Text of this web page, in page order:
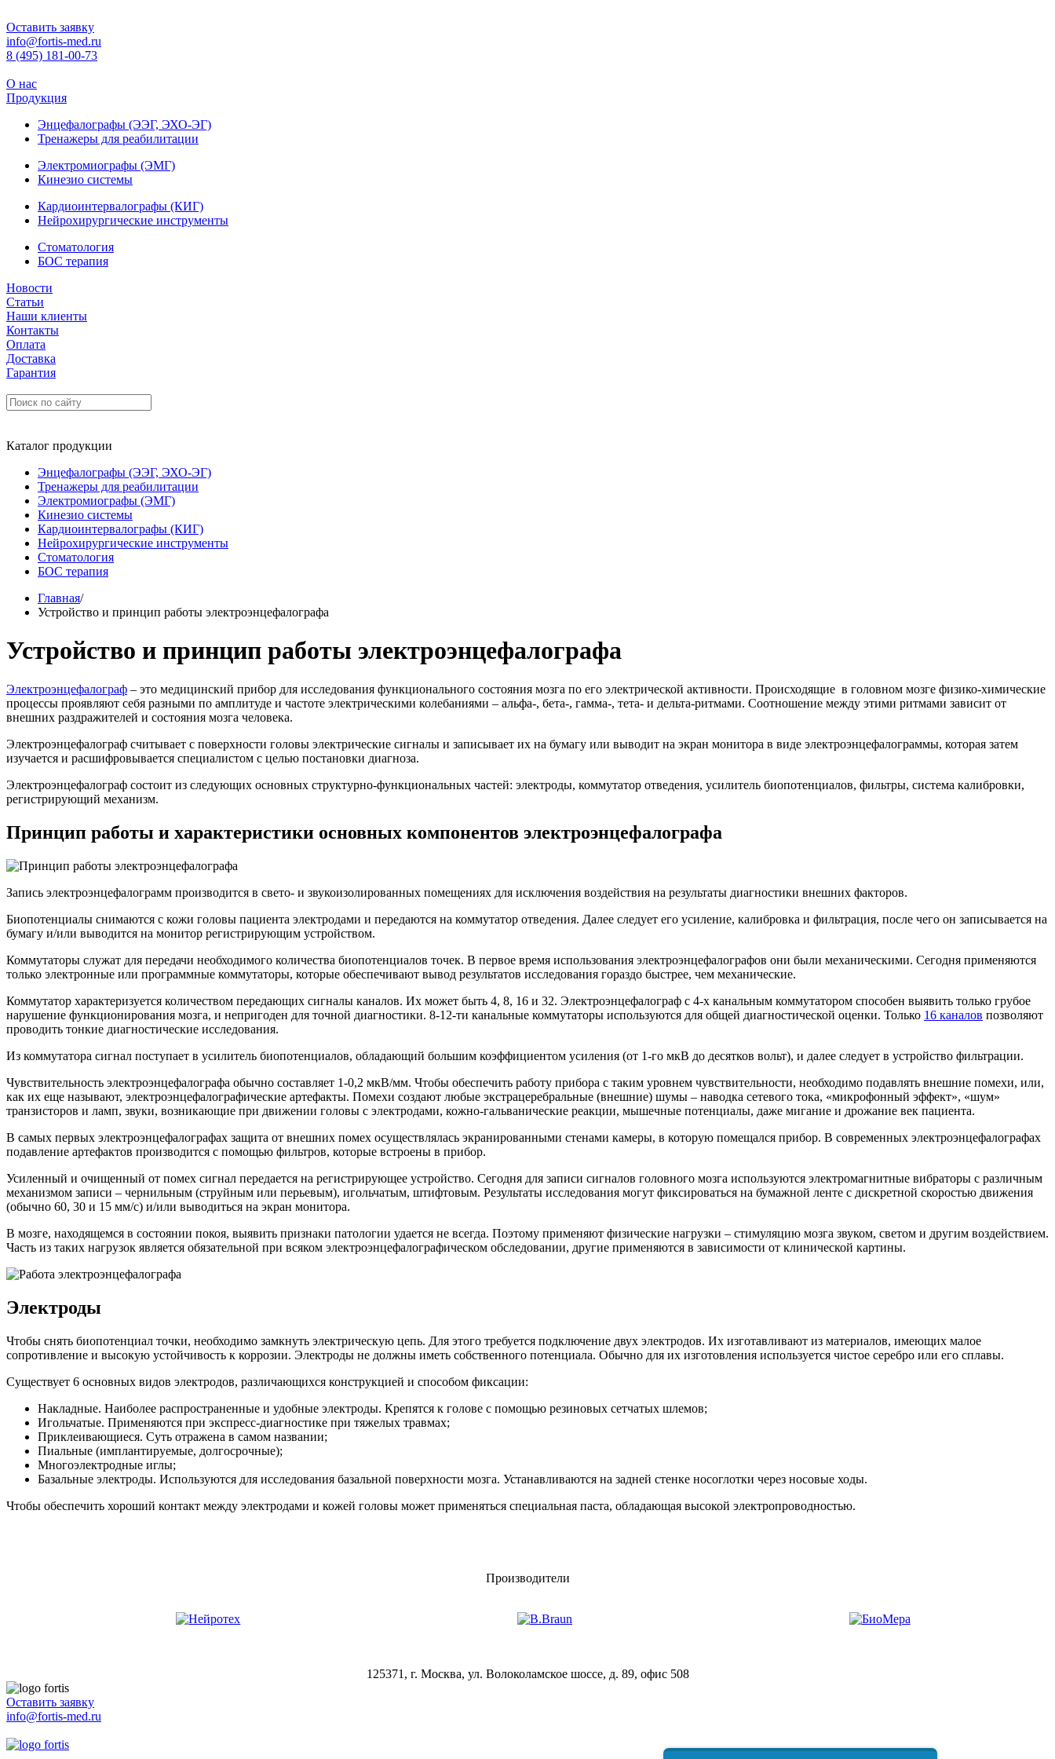
Оставить заявку
info@fortis-med.ru
8 (495) 181-00-73
О нас
Продукция
Энцефалографы (ЭЭГ, ЭХО-ЭГ)
Тренажеры для реабилитации
Электромиографы (ЭМГ)
Кинезио системы
Кардиоинтервалографы (КИГ)
Нейрохирургические инструменты
Стоматология
БОС терапия
Новости
Статьи
Наши клиенты
Контакты
Оплата
Доставка
Гарантия
Каталог продукции
Энцефалографы (ЭЭГ, ЭХО-ЭГ)
Тренажеры для реабилитации
Электромиографы (ЭМГ)
Кинезио системы
Кардиоинтервалографы (КИГ)
Нейрохирургические инструменты
Стоматология
БОС терапия
Главная/
Устройство и принцип работы электроэнцефалографа
Устройство и принцип работы электроэнцефалографа
Электроэнцефалограф – это медицинский прибор для исследования функционального состояния мозга по его электрической активности. Происходящие в головном мозге физико-химические
процессы проявляют себя разными по амплитуде и частоте электрическими колебаниями – альфа-, бета-, гамма-, тета- и дельта-ритмами. Соотношение между этими ритмами зависит от
внешних раздражителей и состояния мозга человека.
Электроэнцефалограф считывает с поверхности головы электрические сигналы и записывает их на бумагу или выводит на экран монитора в виде электроэнцефалограммы, которая затем
изучается и расшифровывается специалистом с целью постановки диагноза.
Электроэнцефалограф состоит из следующих основных структурно-функциональных частей: электроды, коммутатор отведения, усилитель биопотенциалов, фильтры, система калибровки,
регистрирующий механизм.
Принцип работы и характеристики основных компонентов электроэнцефалографа
Запись электроэнцефалограмм производится в свето- и звукоизолированных помещениях для исключения воздействия на результаты диагностики внешних факторов.
Биопотенциалы снимаются с кожи головы пациента электродами и передаются на коммутатор отведения. Далее следует его усиление, калибровка и фильтрация, после чего он записывается на
бумагу и/или выводится на монитор регистрирующим устройством.
Коммутаторы служат для передачи необходимого количества биопотенциалов точек. В первое время использования электроэнцефалографов они были механическими. Сегодня применяются
только электронные или программные коммутаторы, которые обеспечивают вывод результатов исследования гораздо быстрее, чем механические.
Коммутатор характеризуется количеством передающих сигналы каналов. Их может быть 4, 8, 16 и 32. Электроэнцефалограф с 4-х канальным коммутатором способен выявить только грубое
нарушение функционирования мозга, и непригоден для точной диагностики. 8-12-ти канальные коммутаторы используются для общей диагностической оценки. Только 16 каналов позволяют
проводить тонкие диагностические исследования.
Из коммутатора сигнал поступает в усилитель биопотенциалов, обладающий большим коэффициентом усиления (от 1-го мкВ до десятков вольт), и далее следует в устройство фильтрации.
Чувствительность электроэнцефалографа обычно составляет 1-0,2 мкВ/мм. Чтобы обеспечить работу прибора с таким уровнем чувствительности, необходимо подавлять внешние помехи, или,
как их еще называют, электроэнцефалографические артефакты. Помехи создают любые экстрацеребральные (внешние) шумы – наводка сетевого тока, «микрофонный эффект», «шум»
транзисторов и ламп, звуки, возникающие при движении головы с электродами, кожно-гальванические реакции, мышечные потенциалы, даже мигание и дрожание век пациента.
В самых первых электроэнцефалографах защита от внешних помех осуществлялась экранированными стенами камеры, в которую помещался прибор. В современных электроэнцефалографах
подавление артефактов производится с помощью фильтров, которые встроены в прибор.
Усиленный и очищенный от помех сигнал передается на регистрирующее устройство. Сегодня для записи сигналов головного мозга используются электромагнитные вибраторы с различным
механизмом записи – чернильным (струйным или перьевым), игольчатым, штифтовым. Результаты исследования могут фиксироваться на бумажной ленте с дискретной скоростью движения
(обычно 60, 30 и 15 мм/с) и/или выводиться на экран монитора.
В мозге, находящемся в состоянии покоя, выявить признаки патологии удается не всегда. Поэтому применяют физические нагрузки – стимуляцию мозга звуком, светом и другим воздействием.
Часть из таких нагрузок является обязательной при всяком электроэнцефалографическом обследовании, другие применяются в зависимости от клинической картины.
Электроды
Чтобы снять биопотенциал точки, необходимо замкнуть электрическую цепь. Для этого требуется подключение двух электродов. Их изготавливают из материалов, имеющих малое
сопротивление и высокую устойчивость к коррозии. Электроды не должны иметь собственного потенциала. Обычно для их изготовления используется чистое серебро или его сплавы.
Существует 6 основных видов электродов, различающихся конструкцией и способом фиксации:
Накладные. Наиболее распространенные и удобные электроды. Крепятся к голове с помощью резиновых сетчатых шлемов;
Игольчатые. Применяются при экспресс-диагностике при тяжелых травмах;
Приклеивающиеся. Суть отражена в самом названии;
Пиальные (имплантируемые, долгосрочные);
Многоэлектродные иглы;
Базальные электроды. Используются для исследования базальной поверхности мозга. Устанавливаются на задней стенке носоглотки через носовые ходы.
Чтобы обеспечить хороший контакт между электродами и кожей головы может применяться специальная паста, обладающая высокой электропроводностью.
Производители
125371, г. Москва, ул. Волоколамское шоссе, д. 89, офис 508
Оставить заявку
info@fortis-med.ru